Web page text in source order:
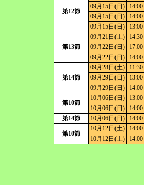
第12節
09月15日(日)
14:00
09月15日(日)
14:00
09月15日(日)
13:00
第13節
09月21日(土) 14:30
09月22日(日)
17:00
09月22日(日)
14:00
第14節
09月28日(土) 11:30
09月29日(日)
13:00
09月29日(日)
14:00
第10節
10月06日(日) 13:00
10月06日(日)
14:00
第14節
10月06日(日) 14:00
第10節
10月12日(土) 14:00
10月12日(土)
14:00